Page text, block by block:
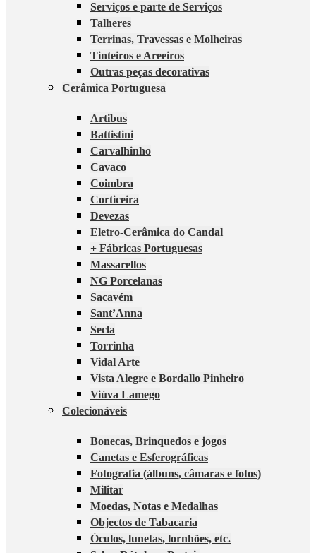
Serviços e parte de Serviços
Talheres
Terrinas, Travessas e Molheiras
Tinteiros e Areeiros
Outras peças decorativas
Cerâmica Portuguesa
Artibus
Battistini
Carvalhinho
Cavaco
Coimbra
Corticeira
Devezas
Eletro-Cerâmica do Candal
+ Fábricas Portuguesas
Massarellos
NG Porcelanas
Sacavém
Sant’Anna
Secla
Torrinha
Vidal Arte
Vista Alegre e Bordallo Pinheiro
Viúva Lamego
Colecionáveis
Bonecas, Brinquedos e jogos
Canetas e Esferográficas
Fotografia (álbuns, câmaras e fotos)
Militar
Moedas, Notas e Medalhas
Objectos de Tabacaria
Óculos, lunetas, lornhões, etc.